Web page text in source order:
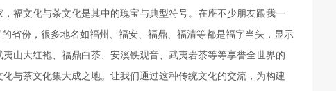
福文化与茶文化是其中的瑰宝与典型符号。在座不少朋友跟我一
省份，很多地名如福州、福安、福鼎、福清等都是福字当头，显示
山大红袍、福鼎白茶、安溪铁观音、武夷岩茶等等享誉全世界的
与茶文化集大成之地。让我们通过这种传统文化的交流，为构建